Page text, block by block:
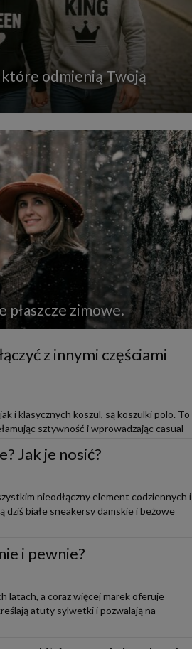
odmienią Twoją
płaszcze zimowe.
z innymi częściami
i klasycznych koszul, są koszulki polo. To
sztywność i wprowadzając casual
Jak je nosić?
nieodłączny element codziennych i
białe sneakersy damskie i beżowe
i pewnie?
latach, a coraz więcej marek oferuje
atuty sylwetki i pozwalają na